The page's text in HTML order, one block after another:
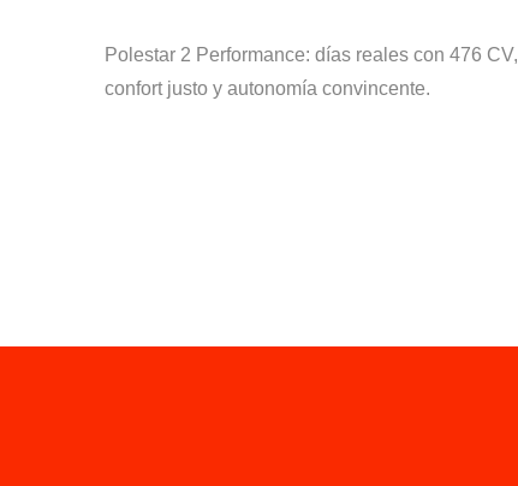
Polestar 2 Performance: días reales con 476 CV,
confort justo y autonomía convincente.